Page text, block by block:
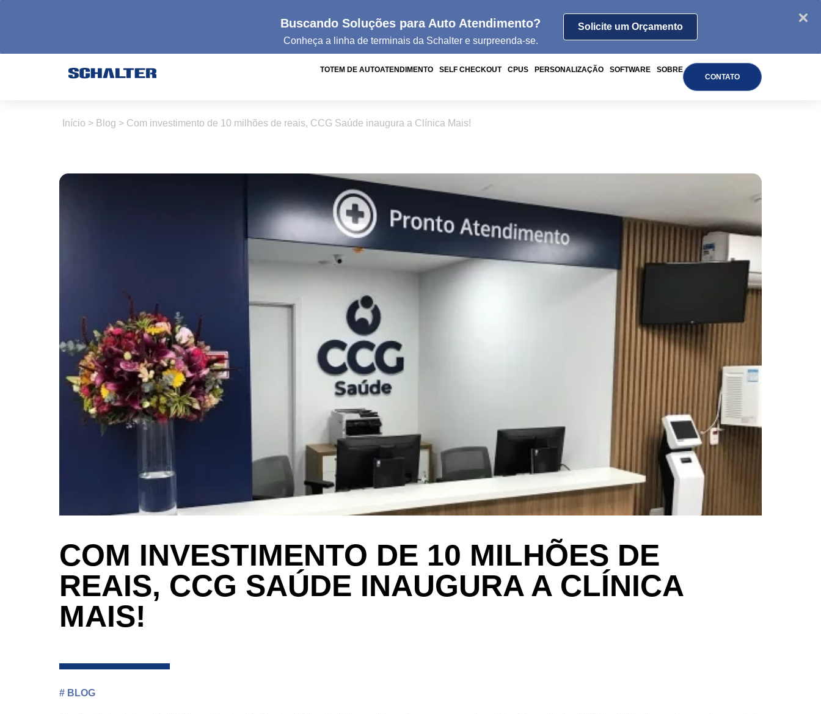
Buscando Soluções para Auto Atendimento?
Conheça a linha de terminais da Schalter e surpreenda-se.
Solicite um Orçamento
TOTEM DE AUTOATENDIMENTO SELF CHECKOUT CPUS PERSONALIZAÇÃO SOFTWARE
SOBRE
CONTATO
Início > Blog > Com investimento de 10 milhões de reais, CCG Saúde inaugura a Clínica Mais!
COM INVESTIMENTO DE 10 MILHÕES DE
REAIS, CCG SAÚDE INAUGURA A CLÍNICA
MAIS!
# BLOG